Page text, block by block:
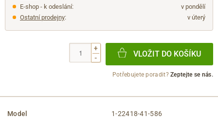
E-shop - k odeslání:
v pondělí
Ostatní prodejny: v úterý
+
-
VLOŽIT DO KOŠÍKU
Potřebujete poradit?Zeptejte se nás.
Model 1-22418-41-586